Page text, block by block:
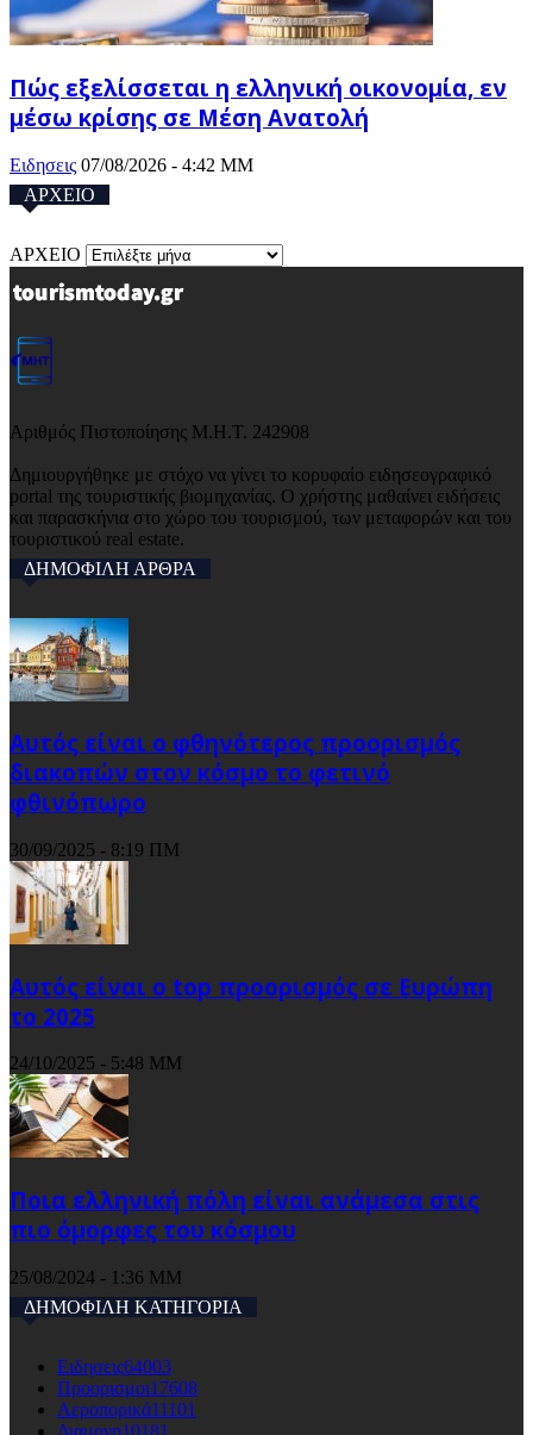
Πώς εξελίσσεται η ελληνική οικονομία, εν
μέσω κρίσης σε Μέση Ανατολή
Ειδησεις 07/08/2026 - 4:42 ΜΜ
ΑΡΧΕΙΟ
ΑΡΧΕΙΟ
Αριθμός Πιστοποίησης Μ.Η.Τ. 242908
Δημιουργήθηκε με στόχο να γίνει το κορυφαίο ειδησεογραφικό
portal της τουριστικής βιομηχανίας. Ο χρήστης μαθαίνει ειδήσεις
και παρασκήνια στο χώρο του τουρισμού, των μεταφορών και του
τουριστικού real estate.
ΔΗΜΟΦΙΛΗ ΑΡΘΡΑ
Αυτός είναι ο φθηνότερος προορισμός
διακοπών στον κόσμο το φετινό
φθινόπωρο
30/09/2025 - 8:19 ΠΜ
Αυτός είναι ο top προορισμός σε Ευρώπη
το 2025
24/10/2025 - 5:48 ΜΜ
Ποια ελληνική πόλη είναι ανάμεσα στις
πιο όμορφες του κόσμου
25/08/2024 - 1:36 ΜΜ
ΔΗΜΟΦΙΛΗ ΚΑΤΗΓΟΡΙΑ
Ειδησεις64003
Προορισμοι17608
Αεροπορικά11101
Διαμονη10181